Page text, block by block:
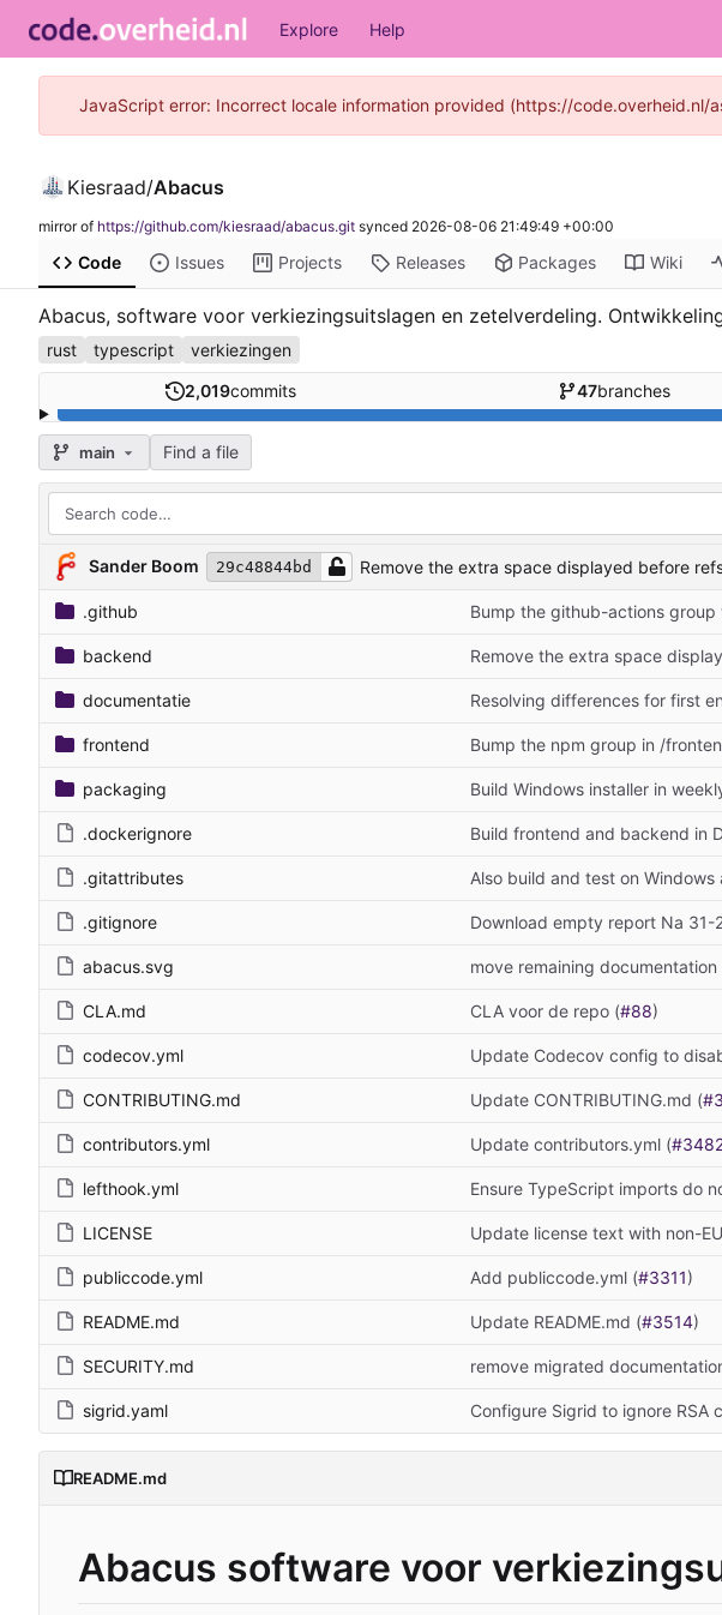
Explore Help
JavaScript error: Incorrect locale information provided (https://code.overheid.nl/
Kiesraad/Abacus
mirror of https://github.com/kiesraad/abacus.git synced 2026-08-06 21:49:49 +00:00
Code Issues Projects Releases Packages Wiki
Abacus, software voor verkiezingsuitslagen en zetelverdeling.
rust typescript verkiezingen
2,019commits 47branches
main Find a file
Sander Boom 29c48844bd Remove the extra space displayed before
.github Bump the github-actions
backend Remove the extra space
documentatie Resolving differences for first
frontend Bump the npm group in /
packaging Build Windows installer in
.dockerignore Build frontend and backend in
.gitattributes Also build and test on Windows
.gitignore Download empty report Na 31-
abacus.svg move remaining documentation
CLA.md CLA voor de repo (#88)
codecov.yml Update Codecov config to
CONTRIBUTING.md Update CONTRIBUTING.md (
contributors.yml Update contributors.yml (
lefthook.yml Ensure TypeScript imports do
LICENSE Update license text with non-
publiccode.yml Add publiccode.yml (#3311)
README.md Update README.md (#3514)
SECURITY.md remove migrated
sigrid.yaml Configure Sigrid to ignore RSA
README.md
Abacus software voor